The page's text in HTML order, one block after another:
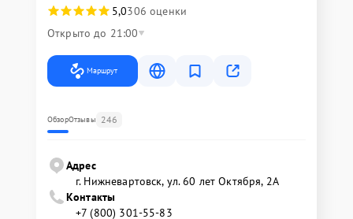
5,0306 оценки
Открыто до 21:00
Маршрут
ОбзорОтзывы 246
Адрес
г. Нижневартовск, ул. 60 лет Октября, 2А
Контакты
+7 (800) 301-55-83